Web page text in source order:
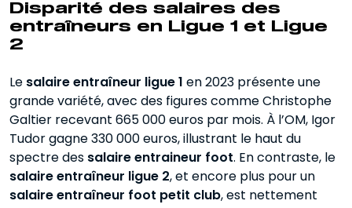
Disparité des salaires des
entraîneurs en Ligue 1 et Ligue
2
Le salaire entraîneur ligue 1 en 2023 présente une
grande variété, avec des figures comme Christophe
Galtier recevant 665 000 euros par mois. À l’OM, Igor
Tudor gagne 330 000 euros, illustrant le haut du
spectre des salaire entraineur foot. En contraste, le
salaire entraîneur ligue 2, et encore plus pour un
salaire entraîneur foot petit club, est nettement